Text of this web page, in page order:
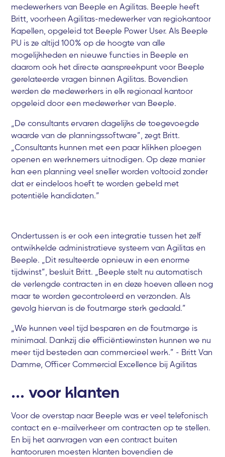
medewerkers van Beeple en Agilitas. Beeple heeft
Britt, voorheen Agilitas-medewerker van regiokantoor
Kapellen, opgeleid tot Beeple Power User. Als Beeple
PU is ze altijd 100% op de hoogte van alle
mogelijkheden en nieuwe functies in Beeple en
daarom ook het directe aanspreekpunt voor Beeple
gerelateerde vragen binnen Agilitas. Bovendien
werden de medewerkers in elk regionaal kantoor
opgeleid door een medewerker van Beeple.
„De consultants ervaren dagelijks de toegevoegde
waarde van de planningssoftware”, zegt Britt.
„Consultants kunnen met een paar klikken ploegen
openen en werknemers uitnodigen. Op deze manier
kan een planning veel sneller worden voltooid zonder
dat er eindeloos hoeft te worden gebeld met
potentiële kandidaten.”
Ondertussen is er ook een integratie tussen het zelf
ontwikkelde administratieve systeem van Agilitas en
Beeple. „Dit resulteerde opnieuw in een enorme
tijdwinst”, besluit Britt. „Beeple stelt nu automatisch
de verlengde contracten in en deze hoeven alleen nog
maar te worden gecontroleerd en verzonden. Als
gevolg hiervan is de foutmarge sterk gedaald.”
„We kunnen veel tijd besparen en de foutmarge is
minimaal. Dankzij die efficiëntiewinsten kunnen we nu
meer tijd besteden aan commercieel werk.” - Britt Van
Damme, Officer Commercial Excellence bij Agilitas
... voor klanten
Voor de overstap naar Beeple was er veel telefonisch
contact en e-mailverkeer om contracten op te stellen.
En bij het aanvragen van een contract buiten
kantooruren moesten klanten bovendien de